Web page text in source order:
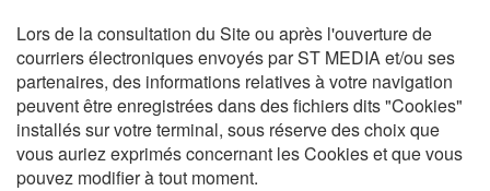
Lors de la consultation du Site ou après l'ouverture de
courriers électroniques envoyés par ST MEDIA et/ou ses
partenaires, des informations relatives à votre navigation
peuvent être enregistrées dans des fichiers dits "Cookies"
installés sur votre terminal, sous réserve des choix que
vous auriez exprimés concernant les Cookies et que vous
pouvez modifier à tout moment.